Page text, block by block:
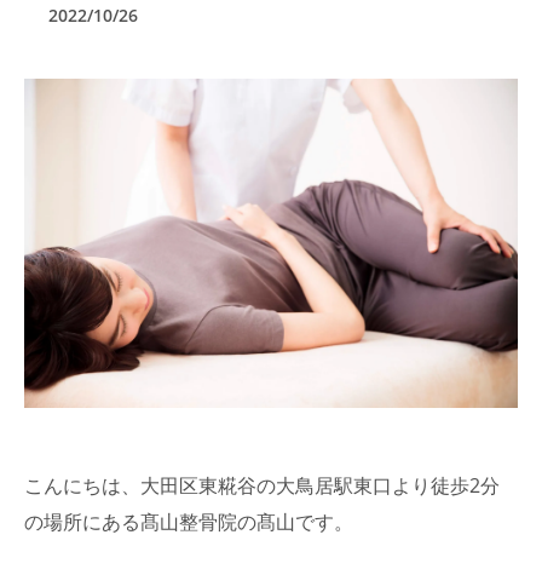
2022/10/26
こんにちは、大田区東糀谷の大鳥居駅東口より徒歩2分
の場所にある髙山整骨院の髙山です。